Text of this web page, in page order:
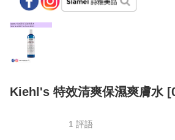
Kiehl's 特效清爽保濕爽膚水
1 評語